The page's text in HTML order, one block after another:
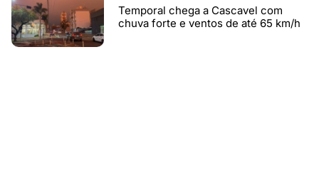
Temporal chega a Cascavel com
chuva forte e ventos de até 65 km/h